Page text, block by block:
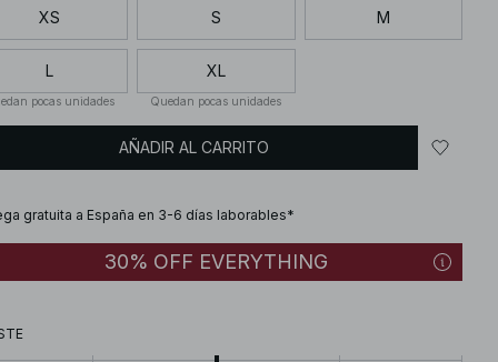
XS S M
L
pocas unidades
XL
Quedan pocas unidades
AÑADIR AL CARRITO
gratuita a España en 3-6 días laborables*
30% OFF EVERYTHING